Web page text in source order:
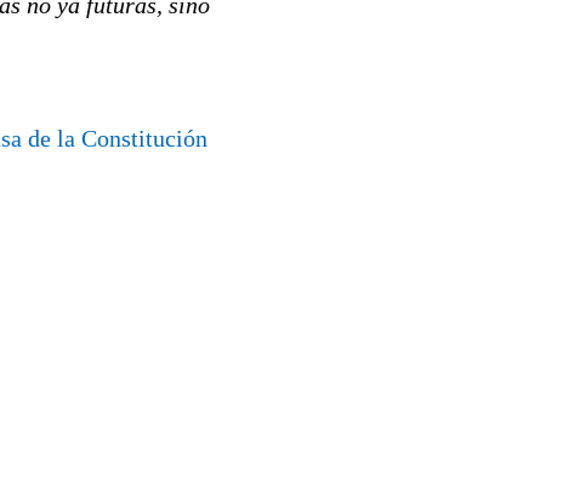
de la Constitución